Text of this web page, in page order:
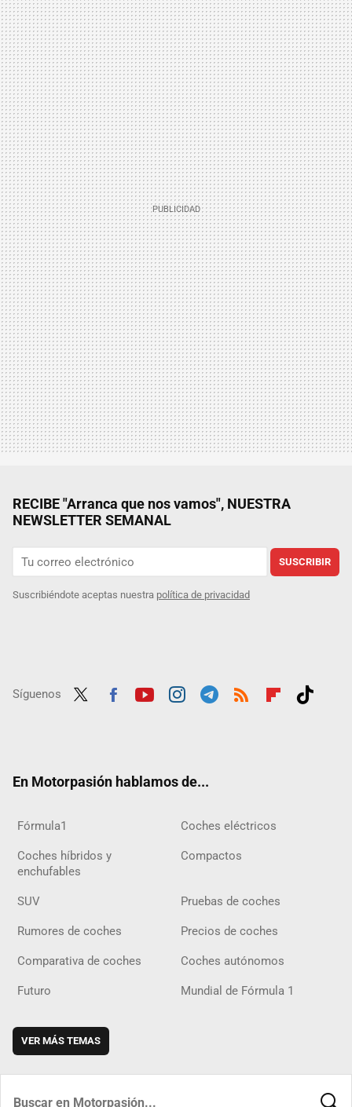
RECIBE "Arranca que nos vamos", NUESTRA
NEWSLETTER SEMANAL
SUSCRIBIR
Suscribiéndote aceptas nuestra política de privacidad
Síguenos
En Motorpasión hablamos de...
Fórmula1 Coches eléctricos
Coches híbridos y
enchufables
Compactos
SUV Pruebas de coches
Rumores de coches Precios de coches
Comparativa de coches Coches autónomos
Futuro Mundial de Fórmula 1
VER MÁS TEMAS